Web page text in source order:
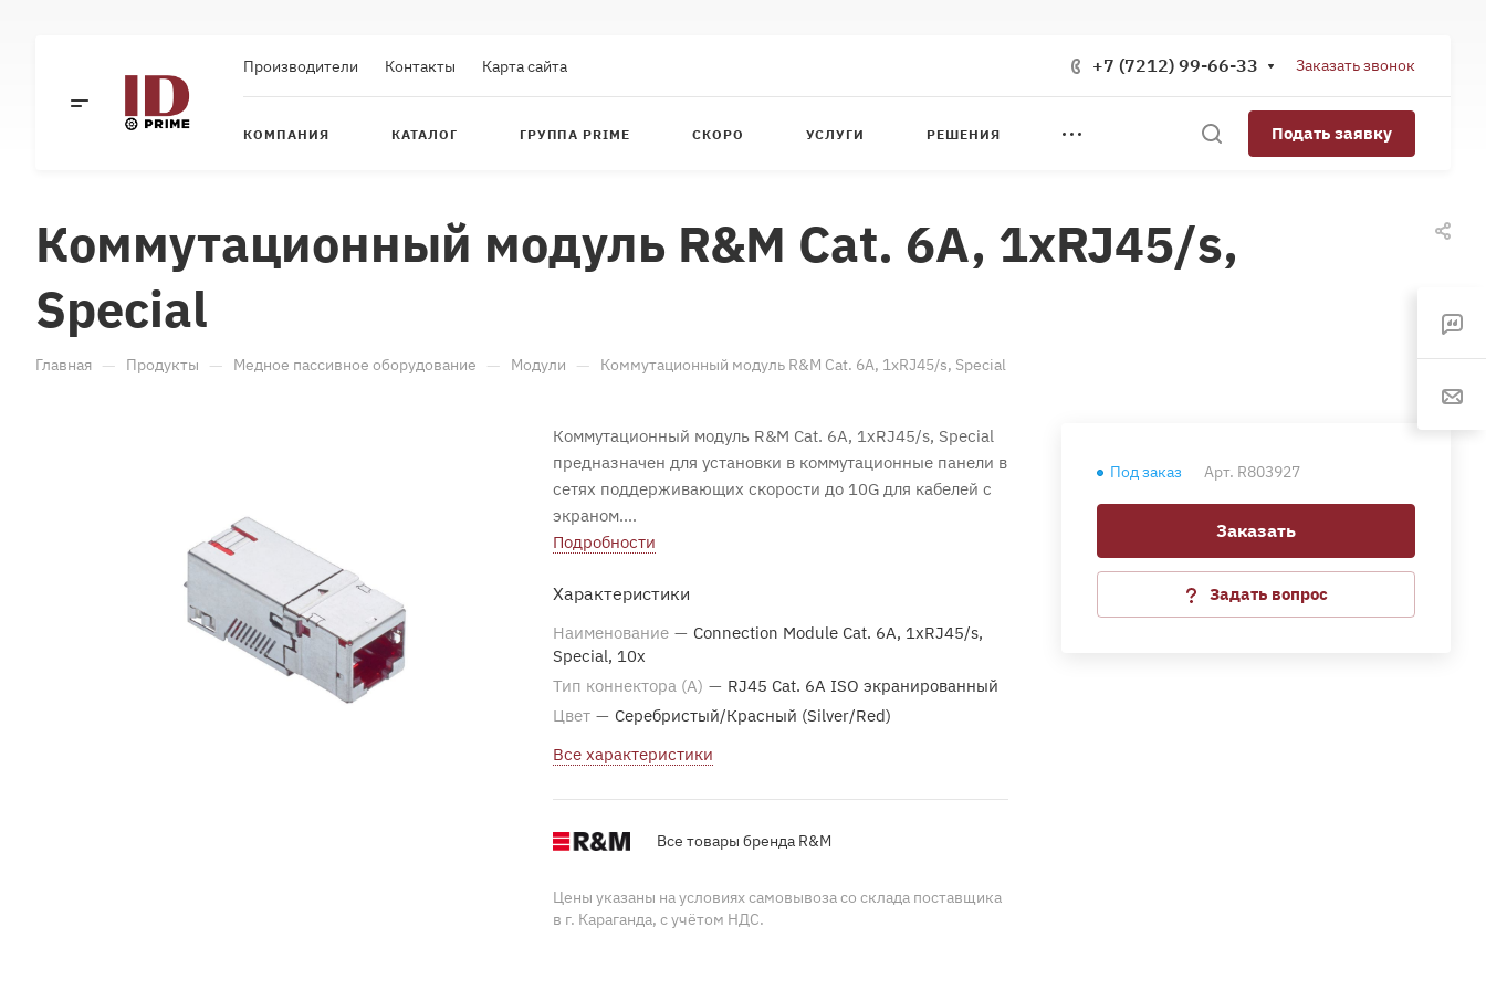
Производители Контакты Карта сайта +7 (7212) 99-66-33 Заказать звонок
КОМПАНИЯ КАТАЛОГ ГРУППА PRIME СКОРО УСЛУГИ РЕШЕНИЯ Подать заявку
Коммутационный модуль R&M Cat. 6A, 1xRJ45/s,
Special
Главная — Продукты — Медное пассивное оборудование — Модули — Коммутационный модуль R&M Cat. 6A, 1xRJ45/s, Special
Под заказ Арт. R803927
Заказать
Задать вопрос
Коммутационный модуль R&M Cat. 6A, 1xRJ45/s, Special
предназначен для установки в коммутационные панели в
сетях поддерживающих скорости до 10G для кабелей с
экраном.
Special - это тип посадочного места патч-панели, в
использованием дополнительной пластиковой накладки
модуль можно использовать для любых типов панелей с
посадочными местами типа Keystone, Freenet, Adapter
Подробности
Характеристики
Наименование — Connection Module Cat. 6A, 1xRJ45/s,
Special, 10x
Тип коннектора (A) — RJ45 Cat. 6A ISO экранированный
Цвет — Серебристый/Красный (Silver/Red)
Все характеристики
Все товары бренда R&M
Цены указаны на условиях самовывоза со склада поставщика
в г. Караганда, с учётом НДС.